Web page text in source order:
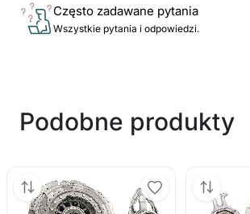
Często zadawane pytania
Wszystkie pytania i odpowiedzi.
Podobne produkty